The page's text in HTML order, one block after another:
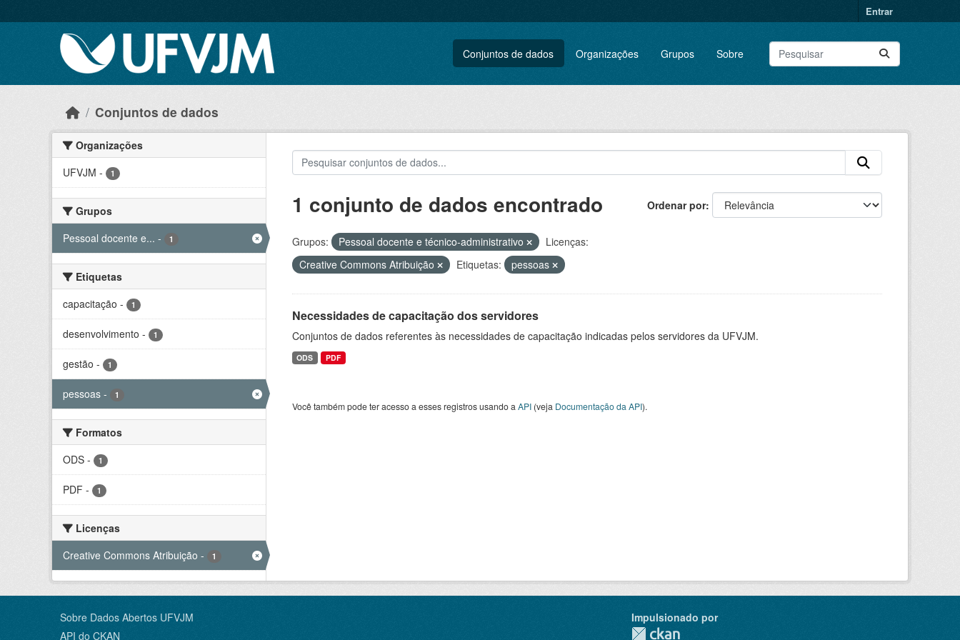
Entrar
Conjuntos de dados Organizações Grupos Sobre
Conjuntos de dados
Organizações
UFVJM - 1
Grupos
Pessoal docente e... - 1
Etiquetas
capacitação - 1
desenvolvimento - 1
gestão - 1
pessoas - 1
Formatos
ODS - 1
PDF - 1
Licenças
Creative Commons Atribuição - 1
Ordenar por
1 conjunto de dados encontrado
Grupos: Pessoal docente e técnico-administrativo
Licenças:
Creative Commons Atribuição
Etiquetas: pessoas
Necessidades de capacitação dos servidores
Conjuntos de dados referentes às necessidades de capacitação indicadas pelos servidores da UFVJM.
ODS PDF
Você também pode ter acesso a esses registros usando a API(veja Documentação da API).
Sobre Dados Abertos UFVJM
API do CKAN
Impulsionado por